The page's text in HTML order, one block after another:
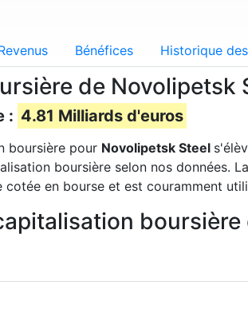
Bénéfices Historique
de Novolipetsk
: 4.81 Milliards d'euros
boursière pour Novolipetsk Steel
boursière selon nos données.
en bourse et est couramment